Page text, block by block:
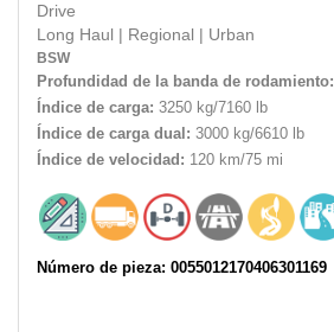
Drive
Long Haul
Regional Urban
BSW
Profundidad de la banda de rodamiento:
Índice de carga: 3250 kg/7160 lb
Índice de carga dual: 3000 kg/6610 lb
Índice de velocidad: 120 km/75 mi
Número de pieza: 0055012170406301169